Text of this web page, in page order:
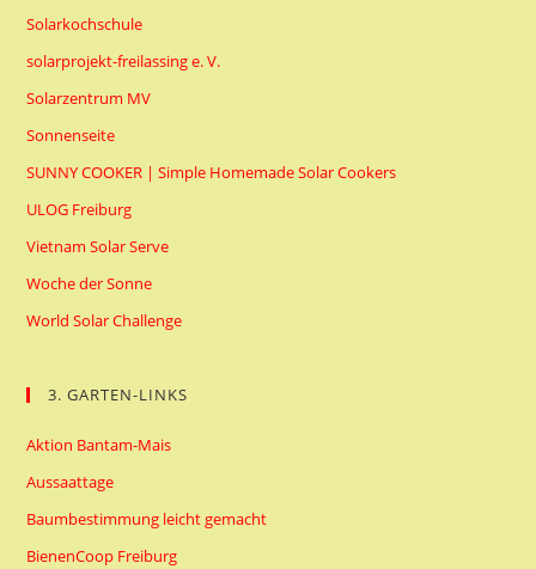
Solarkochschule
solarprojekt-freilassing e. V.
Solarzentrum MV
Sonnenseite
SUNNY COOKER | Simple Homemade Solar Cookers
ULOG Freiburg
Vietnam Solar Serve
Woche der Sonne
World Solar Challenge
3. GARTEN-LINKS
Aktion Bantam-Mais
Aussaattage
Baumbestimmung leicht gemacht
BienenCoop Freiburg